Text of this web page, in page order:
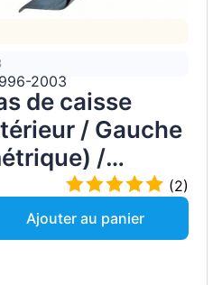
2003
de caisse
/ Gauche
/
(2)
Ajouter au panier